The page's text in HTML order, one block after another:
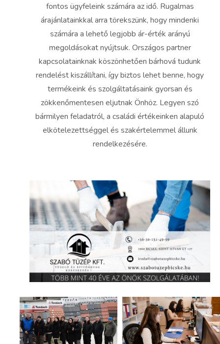
fontos ügyfeleink számára az idő. Rugalmas
árajánlatainkkal arra törekszünk, hogy mindenki
számára a lehető legjobb ár-érték arányú
megoldásokat nyújtsuk. Országos partner
kapcsolatainknak köszönhetően bárhová tudunk
rendelést kiszállítani, így biztos lehet benne, hogy
termékeink és szolgáltatásaink gyorsan és
zökkenőmentesen eljutnak Önhöz. Legyen szó
bármilyen feladatról, a családi értékeinken alapuló
elkötelezettséggel és szakértelemmel állunk
rendelkezésére.